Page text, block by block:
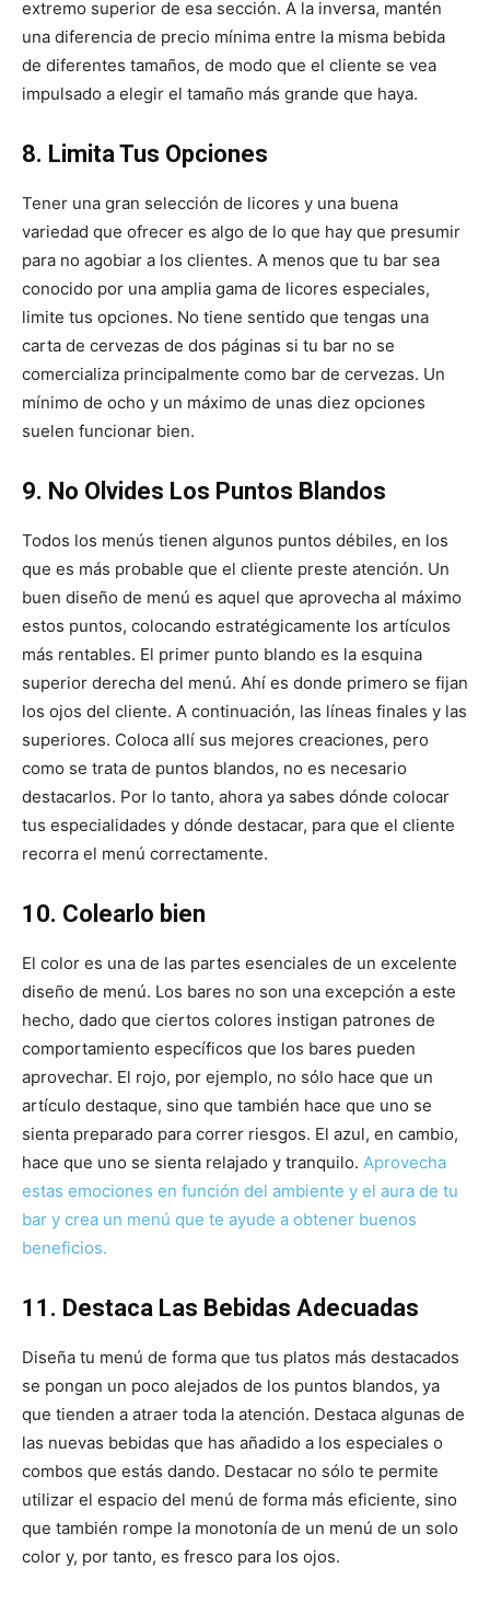
extremo superior de esa sección. A la inversa, mantén
una diferencia de precio mínima entre la misma bebida
de diferentes tamaños, de modo que el cliente se vea
impulsado a elegir el tamaño más grande que haya.
8. Limita Tus Opciones
Tener una gran selección de licores y una buena
variedad que ofrecer es algo de lo que hay que presumir
para no agobiar a los clientes. A menos que tu bar sea
conocido por una amplia gama de licores especiales,
limite tus opciones. No tiene sentido que tengas una
carta de cervezas de dos páginas si tu bar no se
comercializa principalmente como bar de cervezas. Un
mínimo de ocho y un máximo de unas diez opciones
suelen funcionar bien.
9. No Olvides Los Puntos Blandos
Todos los menús tienen algunos puntos débiles, en los
que es más probable que el cliente preste atención. Un
buen diseño de menú es aquel que aprovecha al máximo
estos puntos, colocando estratégicamente los artículos
más rentables. El primer punto blando es la esquina
superior derecha del menú. Ahí es donde primero se fijan
los ojos del cliente. A continuación, las líneas finales y las
superiores. Coloca allí sus mejores creaciones, pero
como se trata de puntos blandos, no es necesario
destacarlos. Por lo tanto, ahora ya sabes dónde colocar
tus especialidades y dónde destacar, para que el cliente
recorra el menú correctamente.
10. Colearlo bien
El color es una de las partes esenciales de un excelente
diseño de menú. Los bares no son una excepción a este
hecho, dado que ciertos colores instigan patrones de
comportamiento específicos que los bares pueden
aprovechar. El rojo, por ejemplo, no sólo hace que un
artículo destaque, sino que también hace que uno se
sienta preparado para correr riesgos. El azul, en cambio,
hace que uno se sienta relajado y tranquilo. Aprovecha
estas emociones en función del ambiente y el aura de tu
bar y crea un menú que te ayude a obtener buenos
beneficios.
11. Destaca Las Bebidas Adecuadas
Diseña tu menú de forma que tus platos más destacados
se pongan un poco alejados de los puntos blandos, ya
que tienden a atraer toda la atención. Destaca algunas de
las nuevas bebidas que has añadido a los especiales o
combos que estás dando. Destacar no sólo te permite
utilizar el espacio del menú de forma más eficiente, sino
que también rompe la monotonía de un menú de un solo
color y, por tanto, es fresco para los ojos.